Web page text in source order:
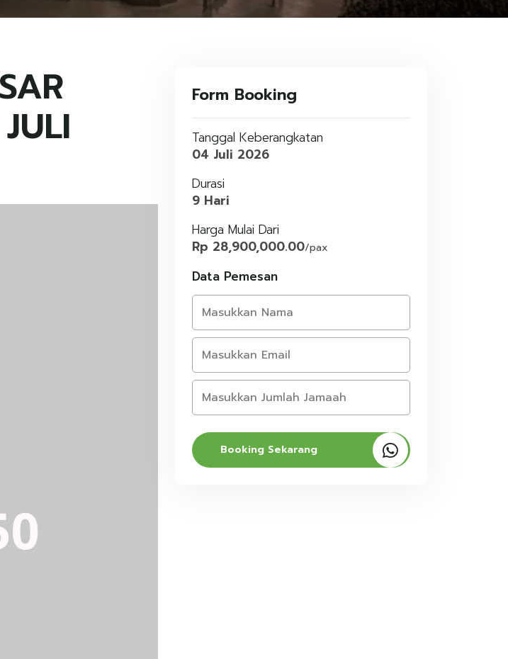
Form Booking
Tanggal Keberangkatan
04 Juli 2026
Durasi
9 Hari
Harga Mulai Dari
Rp 28,900,000.00/pax
Data Pemesan
Booking Sekarang